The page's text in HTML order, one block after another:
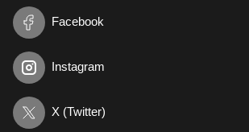
Facebook
Instagram
X (Twitter)